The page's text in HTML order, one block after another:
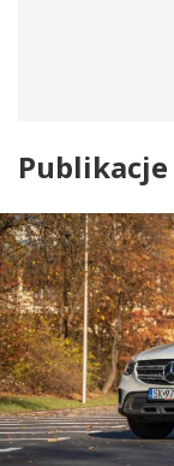
Publikacje